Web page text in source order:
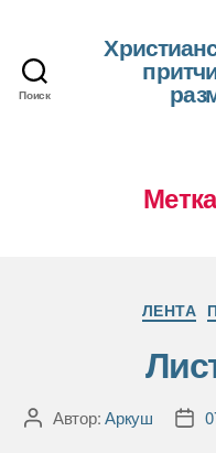
Поиск
ЛЕНТА
АвторАвтор:Аркуш